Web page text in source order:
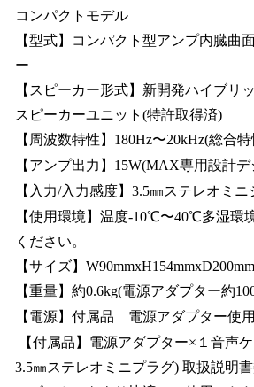
コンパクトモデル
【型式】コンパクト型アンプ内臓曲
ー
【スピーカー形式】新開発ハイブリ
スピーカーユニット(特許取得済)
【周波数特性】180Hz〜20kHz(総合
【アンプ出力】15W(MAX専用設計
【入力/入力感度】3.5㎜ステレオミニ
【使用環境】温度-10℃〜40℃多湿環
ください。
【サイズ】W90mmxH154mmxD200mm
【重量】約0.6kg(電源アダプター約
【電源】付属品 電源アダプター使
【付属品】電源アダプター×１音声
3.5㎜ステレオミニプラグ) 取扱説明